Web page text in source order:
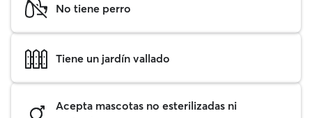
No tiene perro
Tiene un jardín vallado
Acepta mascotas no esterilizadas ni